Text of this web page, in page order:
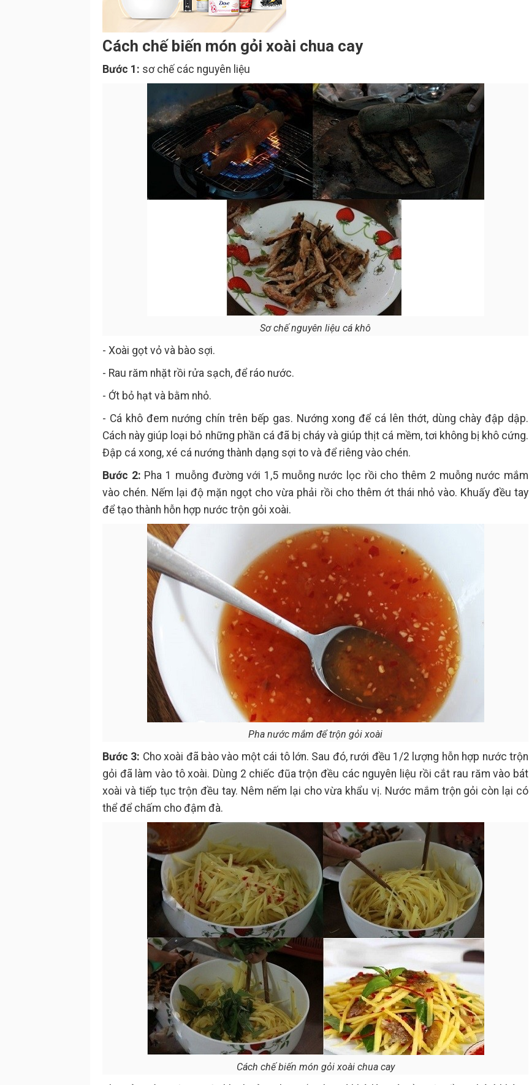
Cách chế biến món gỏi xoài chua cay
Bước 1: sơ chế các nguyên liệu
Sơ chế nguyên liệu cá khô
- Xoài gọt vỏ và bào sợi.
- Rau răm nhặt rồi rửa sạch, để ráo nước.
- Ớt bỏ hạt và bằm nhỏ.
- Cá khô đem nướng chín trên bếp gas. Nướng xong để cá lên thớt, dùng chày đập dập.
Cách này giúp loại bỏ những phần cá đã bị cháy và giúp thịt cá mềm, tơi không bị khô cứng.
Đập cá xong, xé cá nướng thành dạng sợi to và để riêng vào chén.
Bước 2: Pha 1 muỗng đường với 1,5 muỗng nước lọc rồi cho thêm 2 muỗng nước mắm
vào chén. Nếm lại độ mặn ngọt cho vừa phải rồi cho thêm ớt thái nhỏ vào. Khuấy đều tay
để tạo thành hỗn hợp nước trộn gỏi xoài.
Pha nước mắm để trộn gỏi xoài
Bước 3: Cho xoài đã bào vào một cái tô lớn. Sau đó, rưới đều 1/2 lượng hỗn hợp nước trộn
gỏi đã làm vào tô xoài. Dùng 2 chiếc đũa trộn đều các nguyên liệu rồi cắt rau răm vào bát
xoài và tiếp tục trộn đều tay. Nêm nếm lại cho vừa khẩu vị. Nước mắm trộn gỏi còn lại có
thể để chấm cho đậm đà.
Cách chế biến món gỏi xoài chua cay